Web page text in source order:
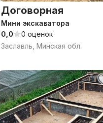
Договорная
Мини экскаватора
0,0
0 оценок
Заславль, Минская обл.